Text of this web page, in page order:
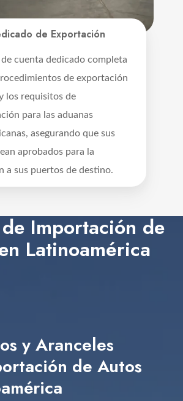
de Exportación
cuenta dedicado completa
de exportación
los requisitos de
para las aduanas
asegurando que sus
aprobados para la
a sus puertos de destino.
Importación de
Latinoamérica
y Aranceles
de Autos